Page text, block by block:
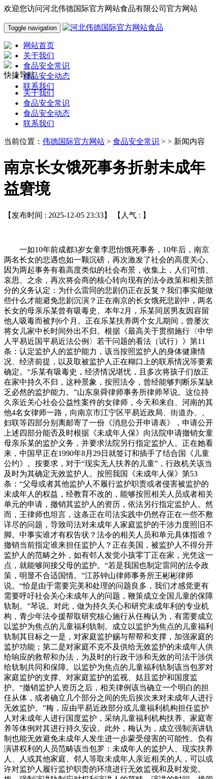
欢迎您访问河北伟德国际官方网站食品有限公司官方网站
Toggle navigation
网站首页
关于我们
食品安全常识
食品安全动态
联系我们
快捷导航
关于我们
食品安全常识
食品安全动态
联系我们
当前位置： 伟德国际官方网站 > 食品安全常识 > > 新闻内容
南京长女饿死事务折射未成年
益窘境
【发布时间 : 2025-12-05 23:33】 【人气 : 】
一如10年前成都3岁女童李思怡饿死事务，10年后，南京
两名长女的悲遇也如一颗沉磅，再次激发了社会的高度关心。
因为两起事务有着高度类似的社会布景，收集上，人们可惜、
哀思、之余，再次将会商的核心转向现有的法令政策和相关部
分的义务认定：为什么雷同的悲剧仍正在反复？我们事实能做
些什么才能避免悲剧沉演？正在南京的长女饿死悲剧中，两名
长女的母亲乐某曾有吸毒史。本年2月，乐某同居男友因容留
他人吸毒而被判6个月。正在乐某扶养两个女儿期间，曾屡次
将女儿家中长时间外出不归。根据《最高关于贯彻施行〈中华
人平易近国平易近法公例〉若干问题的看法（试行）》第11
条：认定监护人的监护能力，该当按照监护人的身体健康情
况、经济前提，以及取被监护人正在糊口上的联系情况等要素
确定。“乐某有吸毒史，经济情况堪忧，且多次将孩子们放正
在家中持久不归，这种景象，按照法令，曾经能够判断乐某缺
乏必然的监护能力。”山东泉舜律师事务所律师琴说。这位持
久亲近关心社会公益性案件的女律师，今天和来自、河南的其
他4名女律师一路，向南京市江宁区平易近政局、街道办、、
妇联等四部分别离邮寄了一份《消息公开申请表》，申请公开
上述四部分能否及时根据《未成年人保》向法院申请撤销女童
母亲乐某的监护义务，并要求法院另行指定监护人。正在她看
来，中国早正在1990年8月29日就签订和插手了结合国《儿童
公约》。按要求，对于“现实无人扶养的儿童”，行政机关该当
及时为其确定无效监护人。按照我国《未成年人保》第53
条：“父母或者其他监护人不履行监护职责或者侵害被监护的
未成年人的权益，经教育不改的，能够按照相关人员或者相关
单元的申请，撤销其监护人的资历，依法另行指定监护人。然
而，王律师也坦言，这条正在司法实践中仍然存正在一些不敷
详尽的问题，导致司法对未成年人家庭监护的干涉力度照旧不
脚。中事实谁才有权告状？法令的相关人员和单元具体指谁？
撤销当前指定谁来担任监护人？正在美国，被监护人不得分开
监护人的范畴之外，如有邻人发觉小孩零丁正在家，光凭这一
点，就能够间接父母的监护。“若是我国也制定雷同的法令政
策，明显不合适国情。”江苏钟山律师事务所王彬彬律师
说。“恰是由于需要完美和处理的问题良多，我们才感觉更有
需要呼吁社会关心未成年人的问题，鞭策成立全国儿童的保障
轨制。”琴说。对此，做为持久关心和研究未成年利的专业机
构，青少年法令援帮取研究核心施行从任梅认为，有需要成立
以监护为焦点的儿童福利轨制。成立以监护为焦点的儿童福利
轨制其目标之一是，对家庭监护赐与帮帮和支撑，加强家庭的
监护功能；第二是对家庭不克不及供给无效监护的未成年人供
给响应的救帮和办法，为及时的行政干涉和无效的司法干涉供
给轨制共同和保障。以监护为焦点的儿童福利轨制该当包罗对
家庭监护的支撑、对家庭监护的监视、姑且监护和国度监
护。“撤销监护人资历之后，相关律例该当确立一个明白的担
任从体，或者确立几个部分之间的先后挨次来对未成年人进行
无效监护。”梅，应由平易近政部分或儿童福利机构担任监护
人对未成年人进行国度监护，采纳儿童福利机构扶养、家庭寄
养等体例对其进行持久安设。此外，梅认为，成立强制演讲轨
制也能无效避免未成年人发生进一步蒙受侵害的可能性。负有
演讲权利的人员范畴该当包罗：未成年人的监护人、现实扶养
人、人或其他家庭、邻人等取未成年人亲近相关的人，可以或
许对监护人履行监护职责的环境进行无效监视和及时发觉。